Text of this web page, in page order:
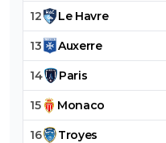
12 Le Havre
13 Auxerre
14 Paris
15 Monaco
16 Troyes